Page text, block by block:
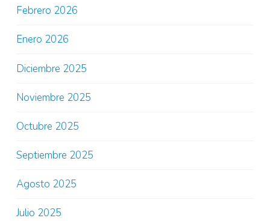
Febrero 2026
Enero 2026
Diciembre 2025
Noviembre 2025
Octubre 2025
Septiembre 2025
Agosto 2025
Julio 2025